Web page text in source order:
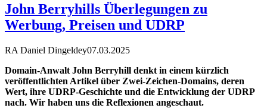
John Berryhills Überlegungen zu
Werbung, Preisen und UDRP
RA Daniel Dingeldey07.03.2025
Domain-Anwalt John Berryhill denkt in einem kürzlich
veröffentlichten Artikel über Zwei-Zeichen-Domains, deren
Wert, ihre UDRP-Geschichte und die Entwicklung der UDRP
nach. Wir haben uns die Reflexionen angeschaut.